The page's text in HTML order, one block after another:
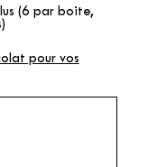
(6 par boite,
pour vos